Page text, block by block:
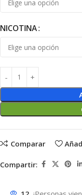
NICOTINA
Comparar
Compartir: